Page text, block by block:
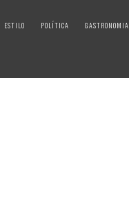
ESTILO POLÍTICA GASTRONOMIA